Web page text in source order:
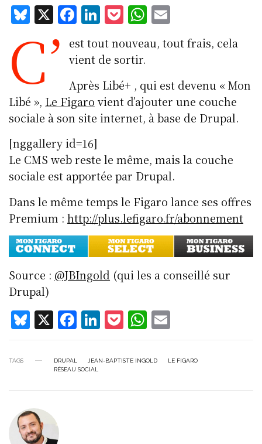
Bl
u
e
k
y
X F
a
c
e
b
o
o
k
Li
n
k
e
d
I
n
P
o
c
k
et
W
h
at
A
p
p
m
ai
C’
est tout nouveau, tout frais, cela
vient de sortir.
Après Libé+ , qui est devenu « Mon
Libé », Le Figaro vient d’ajouter une couche
sociale à son site internet, à base de Drupal.
[nggallery id=16]
Le CMS web reste le même, mais la couche
sociale est apportée par Drupal.
Dans le même temps le Figaro lance ses offres
Premium :http://plus.lefigaro.fr/abonnement
Source : @JBIngold (qui les a conseillé sur
Drupal)
Bl
u
e
y
X F
a
c
e
Li
n
k
P
o
c
W
h
at ai
TAGS DRUPAL JEAN-BAPTISTE INGOLD
LE FIGARO
RÉSEAU SOCIAL